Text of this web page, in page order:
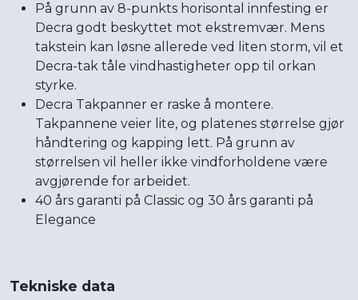
På grunn av 8-punkts horisontal innfesting er
Decra godt beskyttet mot ekstremvær. Mens
takstein kan løsne allerede ved liten storm, vil et
Decra-tak tåle vindhastigheter opp til orkan
styrke.
Decra Takpanner er raske å montere.
Takpannene veier lite, og platenes størrelse gjør
håndtering og kapping lett. På grunn av
størrelsen vil heller ikke vindforholdene være
avgjørende for arbeidet.
40 års garanti på Classic og 30 års garanti på
Elegance
Tekniske data